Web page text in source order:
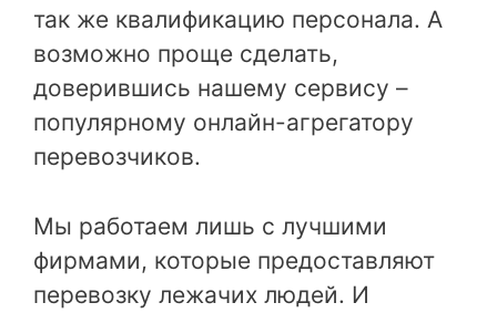
так же квалификацию персонала. А
возможно проще сделать,
доверившись нашему сервису –
популярному онлайн-агрегатору
перевозчиков.
Мы работаем лишь с лучшими
фирмами, которые предоставляют
перевозку лежачих людей. И